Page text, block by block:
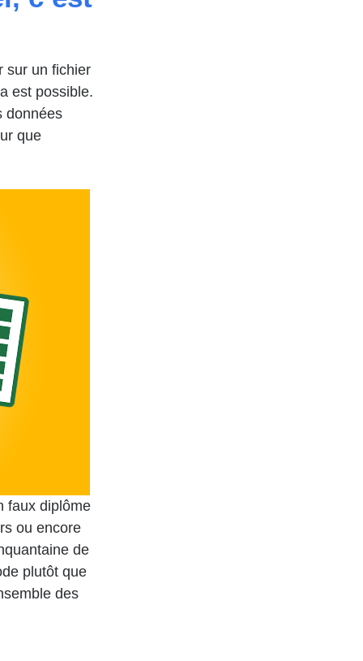
sur un fichier
est possible.
données
que
faux diplôme
ou encore
de
plutôt que
des